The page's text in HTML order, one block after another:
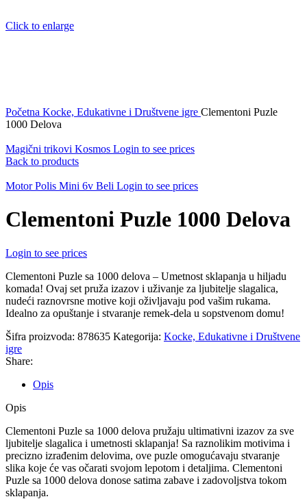
Click to enlarge
Početna Kocke, Edukativne i Društvene igre Clementoni Puzle
1000 Delova
Magični trikovi Kosmos Login to see prices
Back to products
Motor Polis Mini 6v Beli Login to see prices
Clementoni Puzle 1000 Delova
Login to see prices
Clementoni Puzle sa 1000 delova – Umetnost sklapanja u hiljadu
komada! Ovaj set pruža izazov i uživanje za ljubitelje slagalica,
nudeći raznovrsne motive koji oživljavaju pod vašim rukama.
Idealno za opuštanje i stvaranje remek-dela u sopstvenom domu!
Šifra proizvoda: 878635 Kategorija: Kocke, Edukativne i Društvene
igre
Share:
Opis
Opis
Clementoni Puzle sa 1000 delova pružaju ultimativni izazov za sve
ljubitelje slagalica i umetnosti sklapanja! Sa raznolikim motivima i
precizno izrađenim delovima, ove puzle omogućavaju stvaranje
slika koje će vas očarati svojom lepotom i detaljima. Clementoni
Puzle sa 1000 delova donose satima zabave i zadovoljstva tokom
sklapanja.